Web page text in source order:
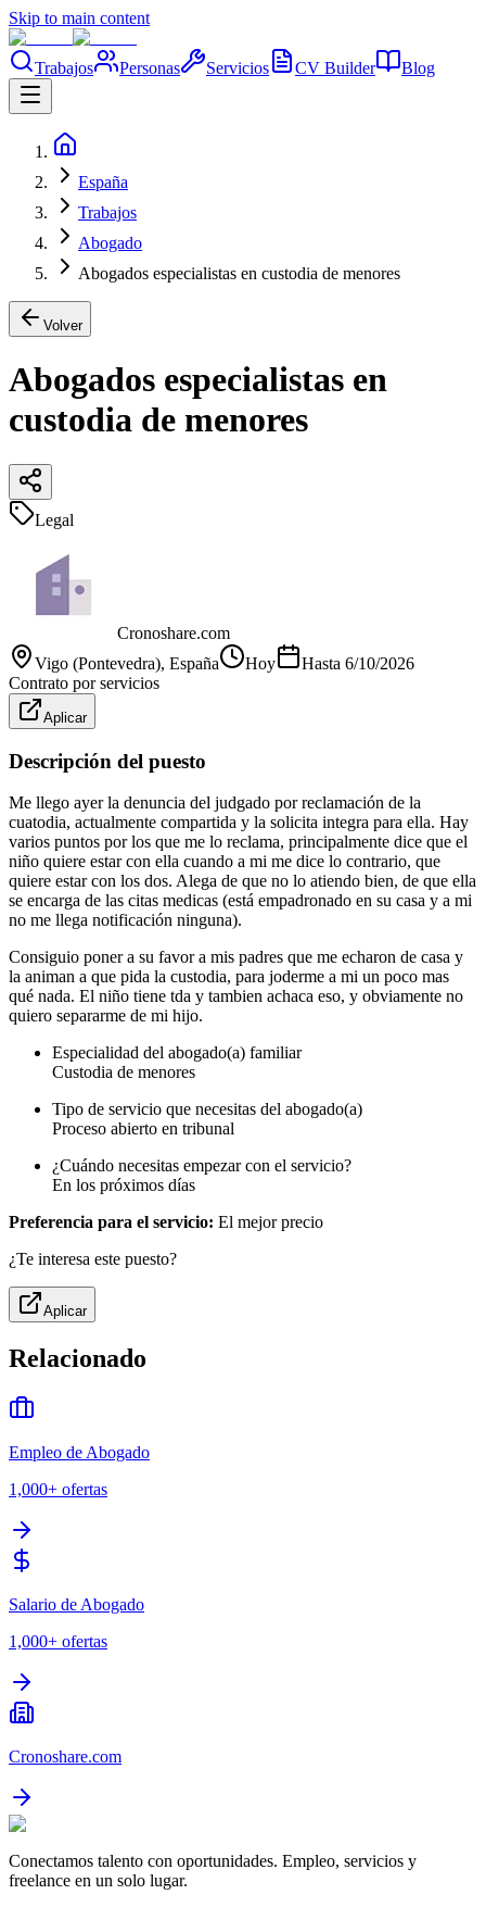
Skip to main content
Trabajos Personas Servicios CV Builder Blog
España
Trabajos
Abogado
Abogados especialistas en custodia de menores
Volver
Abogados especialistas en
custodia de menores
Legal
Cronoshare.com
Vigo (Pontevedra), España Hoy Hasta 6/10/2026
Contrato por servicios
Aplicar
Descripción del puesto
Me llego ayer la denuncia del judgado por reclamación de la
cuatodia, actualmente compartida y la solicita integra para ella. Hay
varios puntos por los que me lo reclama, principalmente dice que el
niño quiere estar con ella cuando a mi me dice lo contrario, que
quiere estar con los dos. Alega de que no lo atiendo bien, de que ella
se encarga de las citas medicas (está empadronado en su casa y a mi
no me llega notificación ninguna).
Consiguio poner a su favor a mis padres que me echaron de casa y
la animan a que pida la custodia, para joderme a mi un poco mas
qué nada. El niño tiene tda y tambien achaca eso, y obviamente no
quiero separarme de mi hijo.
Especialidad del abogado(a) familiar
Custodia de menores
Tipo de servicio que necesitas del abogado(a)
Proceso abierto en tribunal
¿Cuándo necesitas empezar con el servicio?
En los próximos días
Preferencia para el servicio: El mejor precio
¿Te interesa este puesto?
Aplicar
Relacionado
Empleo de Abogado
1,000+ ofertas
Salario de Abogado
1,000+ ofertas
Cronoshare.com
Conectamos talento con oportunidades. Empleo, servicios y
freelance en un solo lugar.